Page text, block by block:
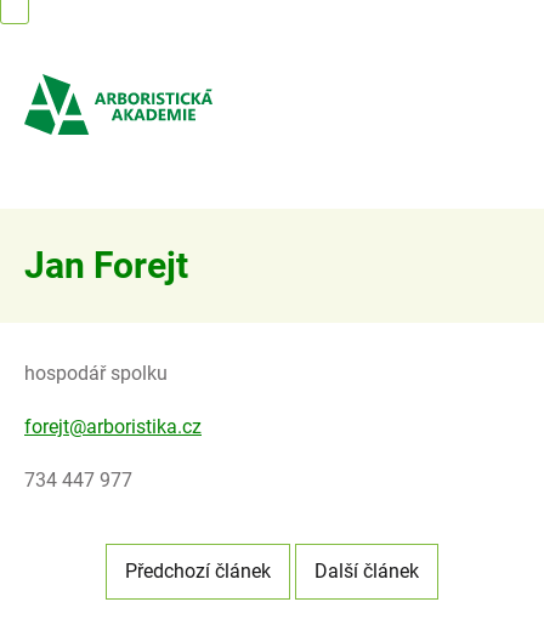
obsah
Jan Forejt
hospodář spolku
forejt@arboristika.cz
734 447 977
Předchozí článek Další článek